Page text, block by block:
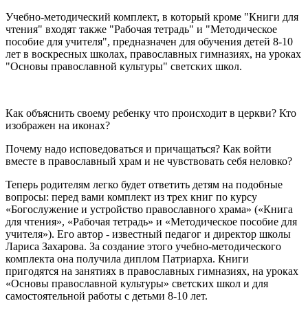
Учебно-методический комплект, в который кроме "Книги для
чтения" входят также "Рабочая тетрадь" и "Методическое
пособие для учителя", предназначен для обучения детей 8-10
лет в воскресных школах, православных гимназиях, на уроках
"Основы православной культуры" светских школ.
Как объяснить своему ребенку что происходит в церкви? Кто
изображен на иконах?
Почему надо исповедоваться и причащаться? Как войти
вместе в православный храм и не чувствовать себя неловко?
Теперь родителям легко будет ответить детям на подобные
вопросы: перед вами комплект из трех книг по курсу
«Богослужение и устройство православного храма» («Книга
для чтения», «Рабочая тетрадь» и «Методическое пособие для
учителя»). Его автор - известный педагог и директор школы
Лариса Захарова. За создание этого учебно-методического
комплекта она получила диплом Патриарха. Книги
пригодятся на занятиях в православных гимназиях, на уроках
«Основы православной культуры» светских школ и для
самостоятельной работы с детьми 8-10 лет.